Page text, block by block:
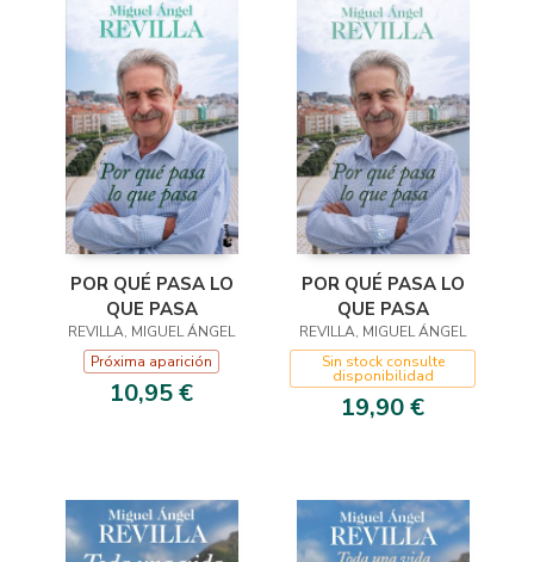
POR QUÉ PASA LO
QUE PASA
REVILLA, MIGUEL ÁNGEL
Próxima aparición
10,95 €
POR QUÉ PASA LO
QUE PASA
REVILLA, MIGUEL ÁNGEL
Sin stock consulte
disponibilidad
19,90 €